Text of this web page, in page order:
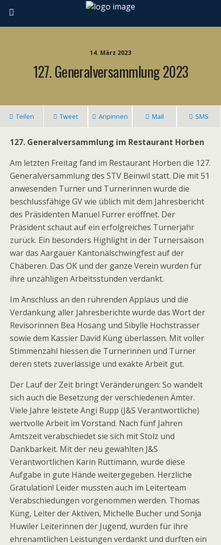
14. März 2023
127. Generalversammlung 2023
Teilen Tweet Anpinnen Mail SMS
127. Generalversammlung im Restaurant Horben
Am letzten Freitag fand im Restaurant Horben die 127.
Generalversammlung des STV Beinwil statt. Die mit 51
anwesenden Turner und Turnerinnen wurde die
beschlussfähige GV wie üblich mit dem Jahresbericht
des Präsidenten Manuel Furrer eröffnet. Der
Präsident schaut auf ein erfolgreiches Turnerjahr
zurück. Ein besonders Highlight in der Turnersaison
war das Aargauer Kantonalschwingfest auf der
Chäberen. Das OK und der ganze Verein wurden für
ihre unzähligen Arbeitsstunden verdankt.
Im Anschluss an den rührenden Applaus und die
Verdankung aller Jahresberichte wurde das Wort der
Revisorinnen Bea Hosang und Sibylle Hochstrasser
sowie dem Kassier David Küng überlassen. Mit voller
Stimmenzahl hiessen die Turnerinnen und Turner
deren stets zuverlässige und exakte Arbeit gut.
Der Lauf der Zeit bringt Veränderungen: So wandelt
sich auch die Besetzung der verschiedenen Ämter.
Viele Jahre leistete Angi Rupp (J&S Verantwortliche)
wertvolle Arbeit im Vorstand. Nach fünf Jahren
Amtszeit verabschiedet sie sich mit Stolz und
Dankbarkeit. Mit der neu gewählten J&S
Verantwortlichen Karin Rüttimann, wurde diese
Aufgabe in gute Hände weitergegeben. Herzliche
Gratulation! Leider mussten auch im Leiterteam
Verabschiedungen vorgenommen werden. Thomas
Küng, Leiter der Aktiven, Michelle Bucher und Sonja
Huwiler Leiterinnen der Jugend, wurden für ihre
ehrenamtlichen Leistungen verdankt und durften ein